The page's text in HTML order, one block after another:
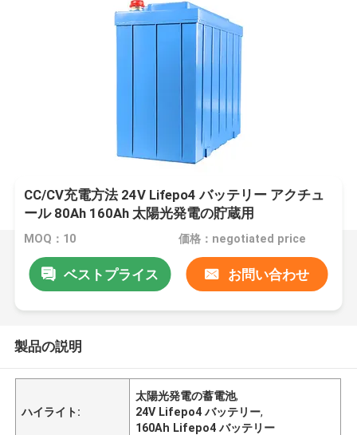
CC/CV充電方法 24V Lifepo4 バッテリー アクチュ
ール 80Ah 160Ah 太陽光発電の貯蔵用
MOQ：10 価格：negotiated price
ベストプライス お問い合わせ
製品の説明
ハイライト:
太陽光発電の蓄電池,
24V Lifepo4 バッテリー,
160Ah Lifepo4 バッテリー